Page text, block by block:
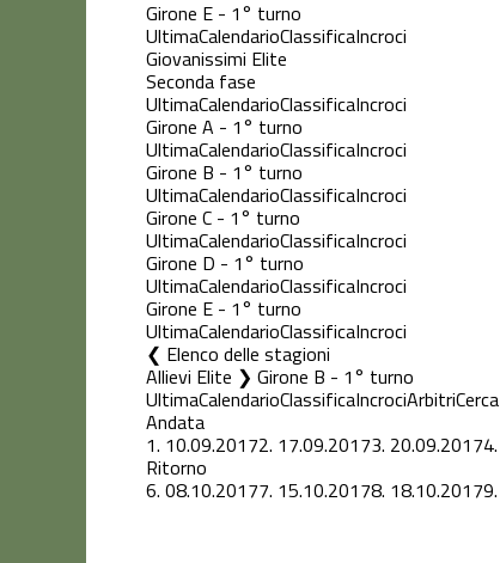
Girone E - 1° turno
UltimaCalendarioClassificaIncroci
Giovanissimi Elite
Seconda fase
UltimaCalendarioClassificaIncroci
Girone A - 1° turno
UltimaCalendarioClassificaIncroci
Girone B - 1° turno
UltimaCalendarioClassificaIncroci
Girone C - 1° turno
UltimaCalendarioClassificaIncroci
Girone D - 1° turno
UltimaCalendarioClassificaIncroci
Girone E - 1° turno
UltimaCalendarioClassificaIncroci
Elenco delle stagioni
Allievi Elite ❯ Girone B - 1° turno
UltimaCalendarioClassificaIncrociArbitriCerca
Andata
1. 10.09.20172. 17.09.20173. 20.09.20174.
Ritorno
6. 08.10.20177. 15.10.20178. 18.10.20179.